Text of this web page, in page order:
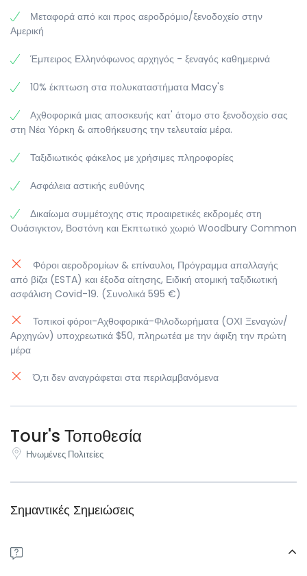
σύγχρονης τέχνης, καθώς και φωτογραφιών, μουσικών
οργάνων ενδυμάτων, όπλων και πανοπλιών.
συγκρότημα 19 κτιρίων. Είναι ένα από τα μεγαλύτερα
καταστήματα, εστιατόρια και στο κέντρο, σε έναν από
τους ουρανοξύστες, το Παρατηρητήριο με την
εκπληκτική θέα, που ονομάζεται Top of the Rock.
Ολοκληρώνουμε την ξενάγησή μας στην Μπρόντγουεϊ,
μεγάλη λεωφόρος που διατρέχει όλο το Μανχάταν και
έχει δανείσει το όνομά της σε πολλές θεαματικές
μουσικές παραγωγές. Για το βράδυ ακολουθήστε τις
προτάσεις του ξεναγού σας.
και των τραίνων. Το κτίριο έχει ατσάλινο σκελετό,
καλυμμένο με γρανίτη και μάρμαρο.
αεροδρόμιο και πτήση για την Αθήνα, όπου φθάνουμε
την επόμενη μέρα.
Μεταφορά από και προς αεροδρόμιο/ξενοδοχείο στην
Αμερική
Έμπειρος Ελληνόφωνος αρχηγός - ξεναγός καθημερινά
10% έκπτωση στα πολυκαταστήματα Macy's
Αχθοφορικά μιας αποσκευής κατ' άτομο στο ξενοδοχείο σας
στη Νέα Υόρκη & αποθήκευσης την τελευταία μέρα.
Ταξιδιωτικός φάκελος με χρήσιμες πληροφορίες
Ασφάλεια αστικής ευθύνης
Δικαίωμα συμμέτοχης στις προαιρετικές εκδρομές στη
Ουάσιγκτον, Βοστόνη και Εκπτωτικό χωριό Woodbury Common
Φόροι αεροδρομίων & επίναυλοι, Πρόγραμμα απαλλαγής
από βίζα (ESTA) και έξοδα αίτησης, Ειδική ατομική ταξιδιωτική
ασφάλιση Covid-19. (Συνολικά 595 €)
Τοπικοί φόροι-Αχθοφορικά-Φιλοδωρήματα (ΟΧΙ Ξεναγών/
Αρχηγών) υποχρεωτικά $50, πληρωτέα με την άφιξη την πρώτη
μέρα
Ό,τι δεν αναγράφεται στα περιλαμβανόμενα
Tour's Τοποθεσία
Ηνωμένες Πολιτείες
Σημαντικές Σημειώσεις